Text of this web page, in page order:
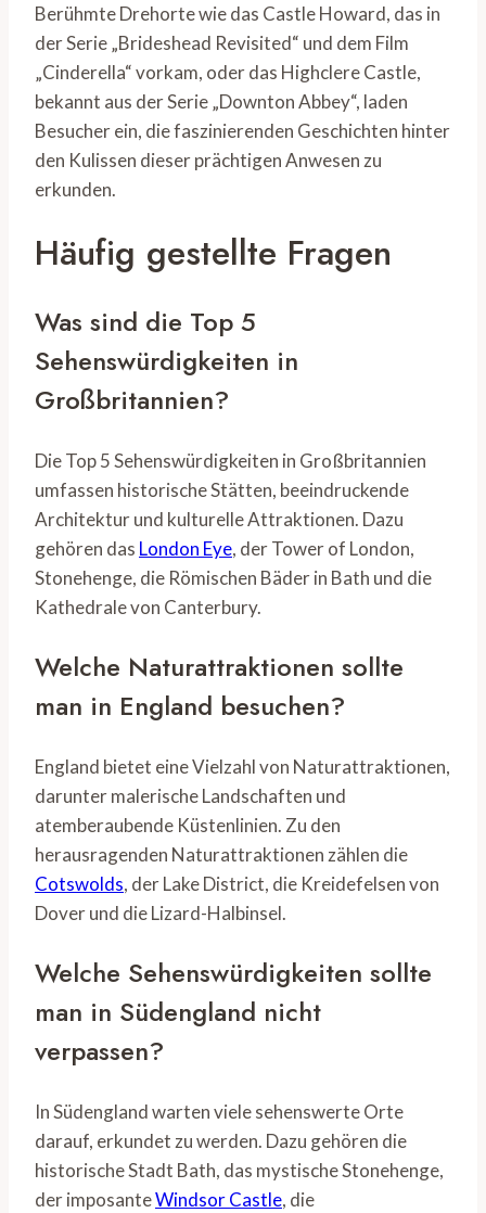
Berühmte Drehorte wie das Castle Howard, das in
der Serie „Brideshead Revisited“ und dem Film
„Cinderella“ vorkam, oder das Highclere Castle,
bekannt aus der Serie „Downton Abbey“, laden
Besucher ein, die faszinierenden Geschichten hinter
den Kulissen dieser prächtigen Anwesen zu
erkunden.
Häufig gestellte Fragen
Was sind die Top 5
Sehenswürdigkeiten in
Großbritannien?
Die Top 5 Sehenswürdigkeiten in Großbritannien
umfassen historische Stätten, beeindruckende
Architektur und kulturelle Attraktionen. Dazu
gehören das London Eye, der Tower of London,
Stonehenge, die Römischen Bäder in Bath und die
Kathedrale von Canterbury.
Welche Naturattraktionen sollte
man in England besuchen?
England bietet eine Vielzahl von Naturattraktionen,
darunter malerische Landschaften und
atemberaubende Küstenlinien. Zu den
herausragenden Naturattraktionen zählen die
Cotswolds, der Lake District, die Kreidefelsen von
Dover und die Lizard-Halbinsel.
Welche Sehenswürdigkeiten sollte
man in Südengland nicht
verpassen?
In Südengland warten viele sehenswerte Orte
darauf, erkundet zu werden. Dazu gehören die
historische Stadt Bath, das mystische Stonehenge,
der imposanteWindsor Castle, die